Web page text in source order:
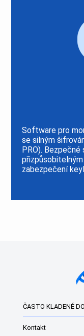
Software pro
se silným
PRO).
zabezpečení
ČASTO KLADENÉ
Kontakt